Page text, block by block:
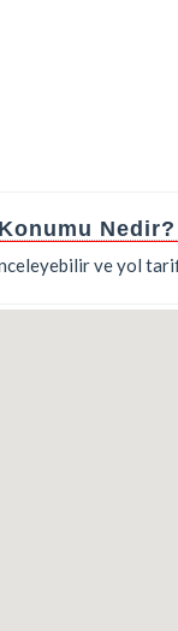
Nedir?
ve yol